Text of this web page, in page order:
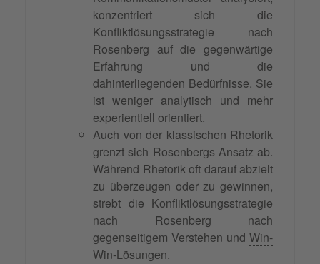
konzentriert sich die
Konfliktlösungsstrategie nach
Rosenberg auf die gegenwärtige
Erfahrung und die
dahinterliegenden Bedürfnisse. Sie
ist weniger analytisch und mehr
experientiell orientiert.
Auch von der klassischen Rhetorik
grenzt sich Rosenbergs Ansatz ab.
Während Rhetorik oft darauf abzielt
zu überzeugen oder zu gewinnen,
strebt die Konfliktlösungsstrategie
nach Rosenberg nach
gegenseitigem Verstehen und Win-
Win-Lösungen.